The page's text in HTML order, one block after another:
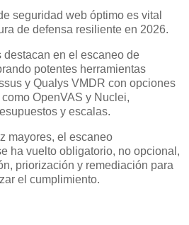
seguridad web óptimo es vital
de defensa resiliente en 2026.
en el escaneo de
potentes herramientas
y Qualys VMDR con opciones
OpenVAS y Nuclei,
y escalas.
mayores, el escaneo
ha vuelto obligatorio, no opcional,
priorización y remediación para
el cumplimiento.